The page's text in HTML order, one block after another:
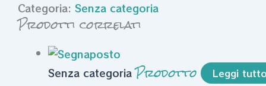
Categoria: Senza categoria
Prodotti correlati
Senza categoriaProdotto Leggi tutto